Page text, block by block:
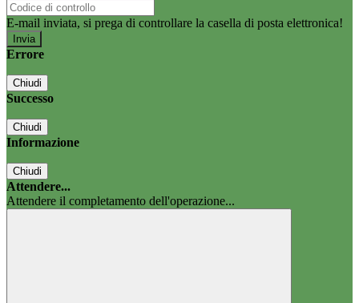
E-mail inviata, si prega di controllare la casella di posta elettronica!
Errore
Chiudi
Successo
Chiudi
Informazione
Chiudi
Attendere...
Attendere il completamento dell'operazione...